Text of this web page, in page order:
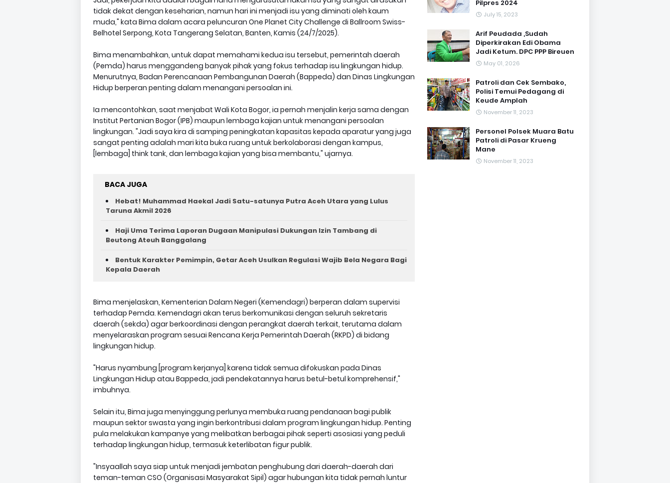
tidak dekat dengan keseharian, namun hari ini menjadi isu yang diminati oleh kaum
muda," kata Bima dalam acara peluncuran One Planet City Challenge di Ballroom Swiss-
Belhotel Serpong, Kota Tangerang Selatan, Banten, Kamis (24/7/2025).
Bima menambahkan, untuk dapat memahami kedua isu tersebut, pemerintah daerah
(Pemda) harus menggandeng banyak pihak yang fokus terhadap isu lingkungan hidup.
Menurutnya, Badan Perencanaan Pembangunan Daerah (Bappeda) dan Dinas Lingkungan
Hidup berperan penting dalam menangani persoalan ini.
Ia mencontohkan, saat menjabat Wali Kota Bogor, ia pernah menjalin kerja sama dengan
Institut Pertanian Bogor (IPB) maupun lembaga kajian untuk menangani persoalan
lingkungan. "Jadi saya kira di samping peningkatan kapasitas kepada aparatur yang juga
sangat penting adalah mari kita buka ruang untuk berkolaborasi dengan kampus,
[lembaga] think tank, dan lembaga kajian yang bisa membantu," ujarnya.
BACA JUGA
Hebat! Muhammad Haekal Jadi Satu-satunya Putra Aceh Utara yang Lulus
Taruna Akmil 2026
Haji Uma Terima Laporan Dugaan Manipulasi Dukungan Izin Tambang di
Beutong Ateuh Banggalang
Bentuk Karakter Pemimpin, Getar Aceh Usulkan Regulasi Wajib Bela Negara Bagi
Kepala Daerah
Bima menjelaskan, Kementerian Dalam Negeri (Kemendagri) berperan dalam supervisi
terhadap Pemda. Kemendagri akan terus berkomunikasi dengan seluruh sekretaris
daerah (sekda) agar berkoordinasi dengan perangkat daerah terkait, terutama dalam
menyelaraskan program sesuai Rencana Kerja Pemerintah Daerah (RKPD) di bidang
lingkungan hidup.
"Harus nyambung [program kerjanya] karena tidak semua difokuskan pada Dinas
Lingkungan Hidup atau Bappeda, jadi pendekatannya harus betul-betul komprehensif,"
imbuhnya.
Selain itu, Bima juga menyinggung perlunya membuka ruang pendanaan bagi publik
maupun sektor swasta yang ingin berkontribusi dalam program lingkungan hidup. Penting
pula melakukan kampanye yang melibatkan berbagai pihak seperti asosiasi yang peduli
terhadap lingkungan hidup, termasuk keterlibatan figur publik.
"Insyaallah saya siap untuk menjadi jembatan penghubung dari daerah-daerah dari
teman-teman CSO (Organisasi Masyarakat Sipil) agar hubungan kita tidak pernah luntur
Pilpres 2024
July 15, 2023
Arif Peudada ,Sudah
Diperkirakan Edi Obama
Jadi Ketum. DPC PPP Bireuen
May 01, 2026
Patroli dan Cek Sembako,
Polisi Temui Pedagang di
Keude Amplah
November 11, 2023
Personel Polsek Muara Batu
Patroli di Pasar Krueng
Mane
November 11, 2023